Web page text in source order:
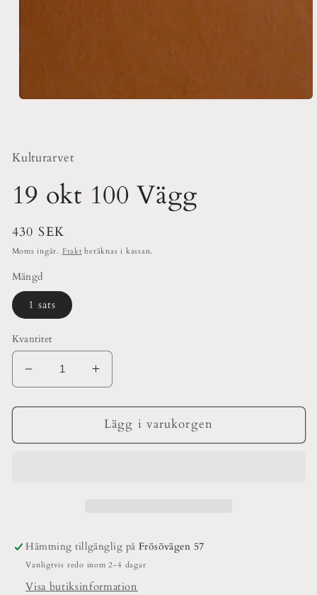
Kulturarvet
19 okt 100 Vägg
Ordinarie
pris
430 SEK
Moms ingår. Fraktberäknas i kassan.
Mängd
1 sats
Kvantitet
Minska
kvantitet
för
okt
Öka
kvantitet
för
19
okt
Lägg i varukorgen
Hämtning tillgänglig på Frösövägen 57
Vanligtvis redo inom 2-4 dagar
Visa butiksinformation